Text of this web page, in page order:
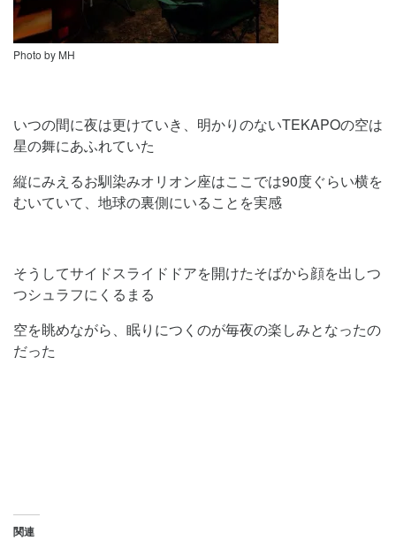
Photo by MH
いつの間に夜は更けていき、明かりのないTEKAPOの空は
星の舞にあふれていた
縦にみえるお馴染みオリオン座はここでは90度ぐらい横を
むいていて、地球の裏側にいることを実感
そうしてサイドスライドドアを開けたそばから顔を出しつ
つシュラフにくるまる
空を眺めながら、眠りにつくのが毎夜の楽しみとなったの
だった
関連